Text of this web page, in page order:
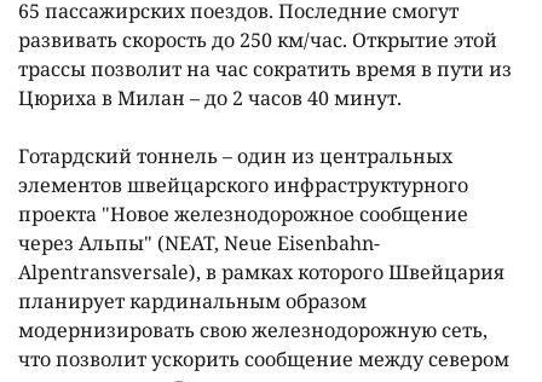
65 пассажирских поездов. Последние смогут
развивать скорость до 250 км/час. Открытие этой
трассы позволит на час сократить время в пути из
Цюриха в Милан – до 2 часов 40 минут.
Готардский тоннель – один из центральных
элементов швейцарского инфраструктурного
проекта "Новое железнодорожное сообщение
через Альпы" (NEAT, Neue Eisenbahn-
Alpentransversale), в рамках которого Швейцария
планирует кардинальным образом
модернизировать свою железнодорожную сеть,
что позволит ускорить сообщение между севером